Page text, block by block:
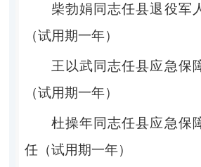
柴勃娟同志任县退役军
（试用期一年）
王以武同志任县应急保
（试用期一年）
杜操年同志任县应急保
任（试用期一年）